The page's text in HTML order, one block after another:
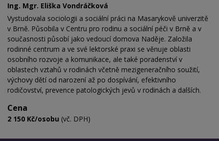
Ing. Mgr. Eliška Vondráčková
Vystudovala sociologii a sociální práci na Masarykově univerzitě
v Brně. Působila v Centru pro rodinu a sociální péči v Brně a v
současnosti působí jako vedoucí domova Naděje. Založila
rodinné centrum a ve své lektorské praxi se věnuje oblasti
osobního rozvoje a komunikace, ale také poradenství v
oblastech vztahů v rodinách včetně mezigeneračního soužití,
výchovy dětí od narození až po dospívání, efektivního
rodičovství, prevence patologických jevů v rodinách a dalších.
Cena
2 150 Kč/osobu (vč. DPH)